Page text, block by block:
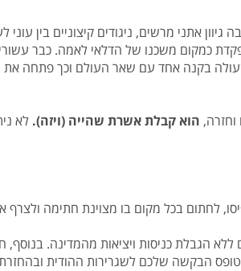
אתני מרשים, ניגודים קיצוניים בין
כמקום משכנו של הדלאי לאמה. כבר
בקנה אחד עם שאר העולם וכך פתחה את
וחזרה, הוא קבלת אשרת שהייה (ויזה). לא
לחתום בכל מקום בו מצוינת חתימה
את הטופס חשוב לציין שהבקשה הינה ל-12 חודשים ללא הגבלת
הבקשה שלכם לשגרירות ההודית